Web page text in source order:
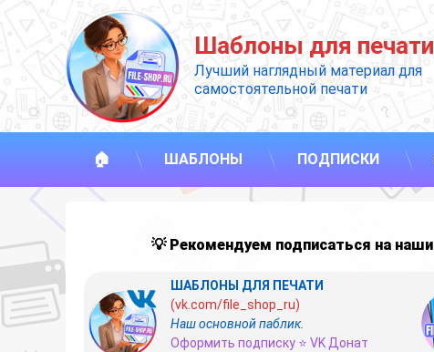
Перейти
к
содержимому
Шаблоны для печати
Лучший наглядный материал для
самостоятельной печати
🏠 ШАБЛОНЫ ПОДПИСКИ
💡 Рекомендуем подписаться на наши
ШАБЛОНЫ ДЛЯ ПЕЧАТИ
(vk.com/file_shop_ru)
Наш основной паблик.
Оформить подписку ⭐ VK Донат